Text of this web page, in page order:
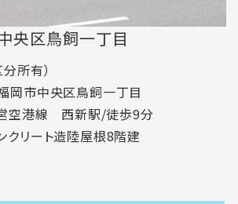
央区鳥飼一丁目
所有）
市中央区鳥飼一丁目
営空港線 西新駅/徒歩9分
リート造陸屋根8階建